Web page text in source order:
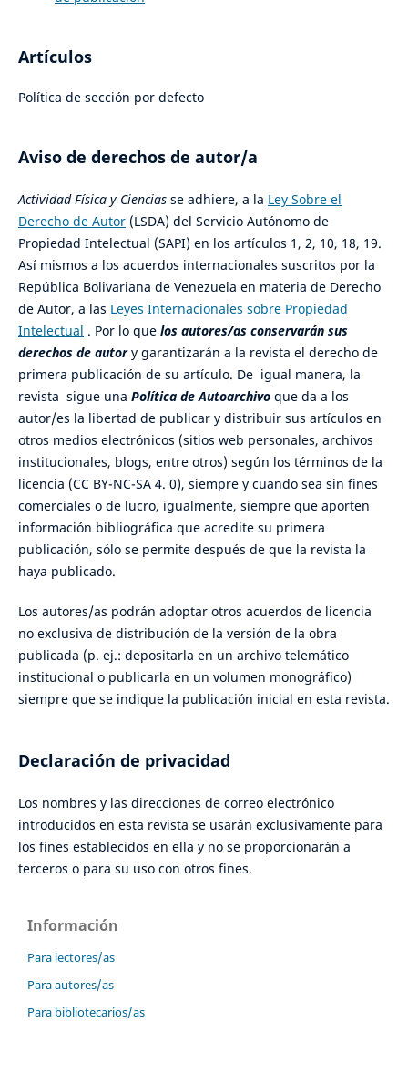
Artículos
Política de sección por defecto
Aviso de derechos de autor/a
Actividad Física y Ciencias se adhiere, a la Ley Sobre el
Derecho de Autor(LSDA) del Servicio Autónomo de
Propiedad Intelectual (SAPI) en los artículos 1, 2, 10, 18, 19.
Así mismos a los acuerdos internacionales suscritos por la
República Bolivariana de Venezuela en materia de Derecho
de Autor, a las Leyes Internacionales sobre Propiedad
Intelectual . Por lo que los autores/as conservarán sus
derechos de autor y garantizarán a la revista el derecho de
primera publicación de su artículo. De igual manera, la
revista sigue una Política de Autoarchivoque da a los
autor/es la libertad de publicar y distribuir sus artículos en
otros medios electrónicos (sitios web personales, archivos
institucionales, blogs, entre otros) según los términos de la
licencia (CC BY-NC-SA 4. 0), siempre y cuando sea sin fines
comerciales o de lucro, igualmente, siempre que aporten
información bibliográfica que acredite su primera
publicación, sólo se permite después de que la revista la
haya publicado.
Los autores/as podrán adoptar otros acuerdos de licencia
no exclusiva de distribución de la versión de la obra
publicada (p. ej.: depositarla en un archivo telemático
institucional o publicarla en un volumen monográfico)
siempre que se indique la publicación inicial en esta revista.
Declaración de privacidad
Los nombres y las direcciones de correo electrónico
introducidos en esta revista se usarán exclusivamente para
los fines establecidos en ella y no se proporcionarán a
terceros o para su uso con otros fines.
Información
Para lectores/as
Para autores/as
Para bibliotecarios/as